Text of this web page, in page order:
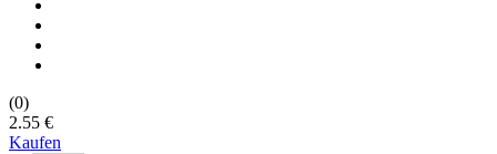
(0)
2.55 €
Kaufen